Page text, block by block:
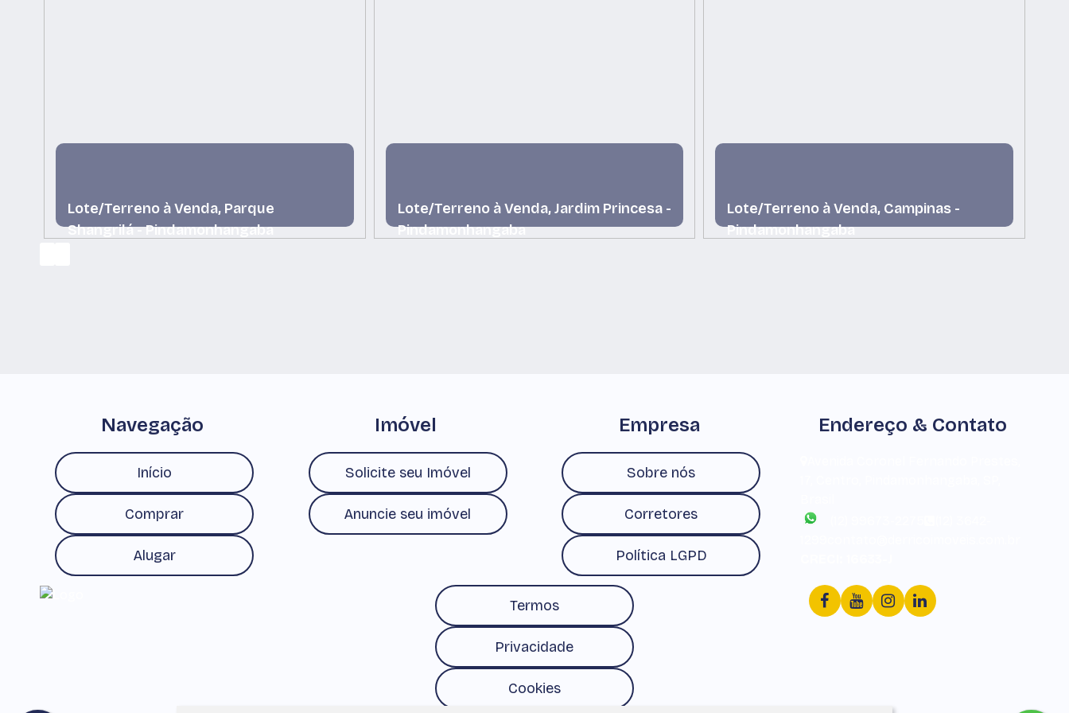
Lote/Terreno à Venda, Parque
Shangrilá - Pindamonhangaba
Lote/Terreno à Venda, Jardim Princesa -
Pindamonhangaba
Lote/Terreno à Venda, Campinas -
Pindamonhangaba
Navegação
Início
Comprar
Alugar
Imóvel
Solicite seu Imóvel
Anuncie seu imóvel
Empresa
Sobre nós
Corretores
Política LGPD
Endereço & Contato
Termos
Privacidade
Cookies